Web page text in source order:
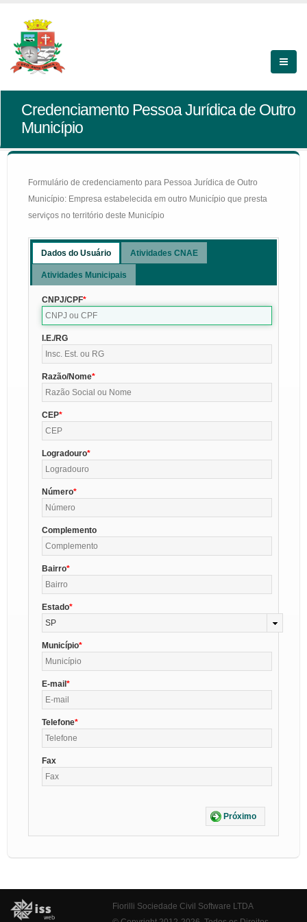
Credenciamento Pessoa Jurídica de Outro
Município
Formulário de credenciamento para Pessoa Jurídica de Outro
Município: Empresa estabelecida em outro Município que presta
serviços no território deste Município
Dados do Usuário Atividades CNAE
Atividades Municipais
CNPJ/CPF
I.E./RG
Razão/Nome
CEP
Logradouro
Número
Complemento
Bairro
Estado
SP
Município
E-mail
Telefone
Fax
Próximo
Fiorilli Sociedade Civil Software LTDA